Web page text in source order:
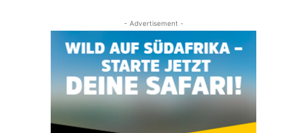
- Advertisement -